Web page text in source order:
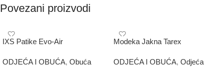
Povezani proizvodi
IXS Patike Evo-Air
ODJEĆA I OBUĆA, Obuća
Modeka Jakna Tarex
ODJEĆA I OBUĆA, Odjeća